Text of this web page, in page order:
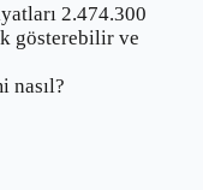
2.474.300
gösterebilir ve
nasıl?